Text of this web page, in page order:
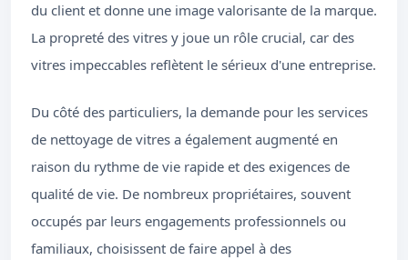
du client et donne une image valorisante de la marque.
La propreté des vitres y joue un rôle crucial, car des
vitres impeccables reflètent le sérieux d'une entreprise.
Du côté des particuliers, la demande pour les services
de nettoyage de vitres a également augmenté en
raison du rythme de vie rapide et des exigences de
qualité de vie. De nombreux propriétaires, souvent
occupés par leurs engagements professionnels ou
familiaux, choisissent de faire appel à des